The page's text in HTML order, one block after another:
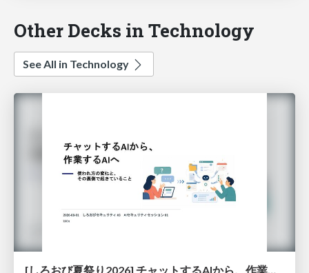
Other Decks in Technology
See All in Technology